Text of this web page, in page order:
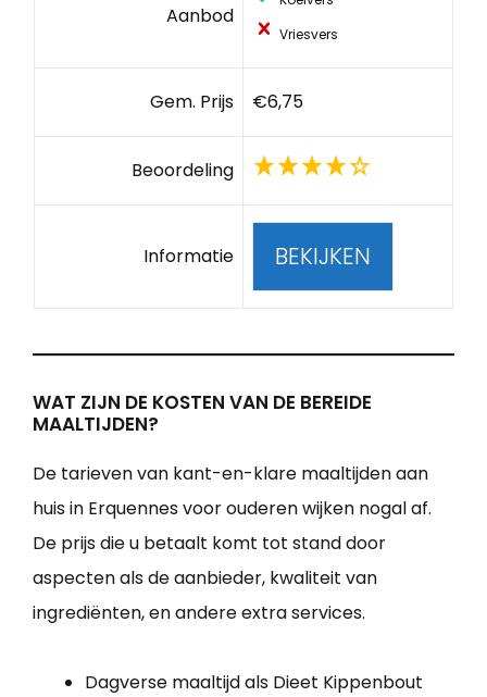
Aanbod
Vriesvers
Gem. Prijs €6,75
Beoordeling
Informatie BEKIJKEN
WAT ZIJN DE KOSTEN VAN DE BEREIDE
MAALTIJDEN?
De tarieven van kant-en-klare maaltijden aan
huis in Erquennes voor ouderen wijken nogal af.
De prijs die u betaalt komt tot stand door
aspecten als de aanbieder, kwaliteit van
ingrediënten, en andere extra services.
Dagverse maaltijd als Dieet Kippenbout